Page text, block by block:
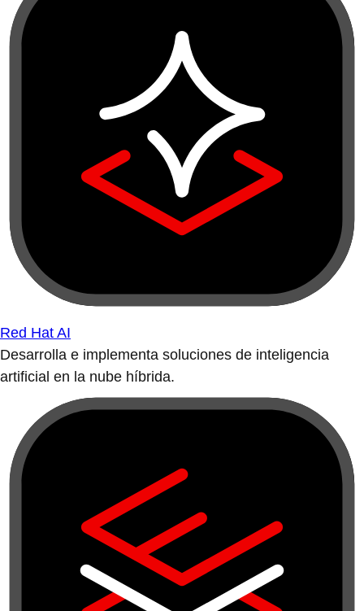
Red Hat AI
Desarrolla e implementa soluciones de inteligencia
artificial en la nube híbrida.